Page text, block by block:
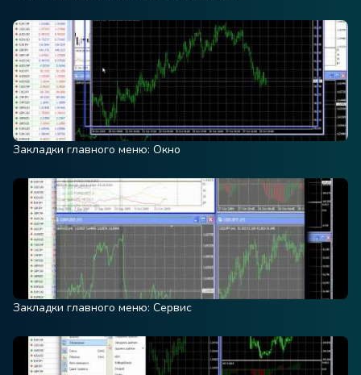
Закладки главного меню: Окно
Закладки главного меню: Сервис